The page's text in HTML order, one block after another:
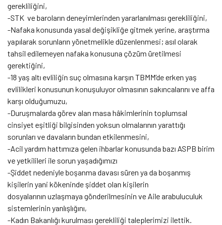
gerekliliğini,
-STK ve baroların deneyimlerinden yararlanılması gerekliliğini,
-Nafaka konusunda yasal değişikliğe gitmek yerine, araştırma
yapılarak sorunların yönetmelikle düzenlenmesi; asıl olarak
tahsil edilemeyen nafaka konusuna çözüm üretilmesi
gerektiğini,
-18 yaş altı evliliğin suç olmasına karşın TBMM’de erken yaş
evlilikleri konusunun konuşuluyor olmasının sakıncalarını ve affa
karşı olduğumuzu,
-Duruşmalarda görev alan masa hâkimlerinin toplumsal
cinsiyet eşitliği bilgisinden yoksun olmalarının yarattığı
sorunları ve davaların bundan etkilenmesini,
-Acil yardım hattımıza gelen ihbarlar konusunda bazı ASPB birim
ve yetkilileri ile sorun yaşadığımızı
-Şiddet nedeniyle boşanma davası süren ya da boşanmış
kişilerin yani kökeninde şiddet olan kişilerin
dosyalarının uzlaşmaya gönderilmesinin ve Aile arabuluculuk
sistemlerinin yanlışlığını,
-Kadın Bakanlığı kurulması gerekliliği taleplerimizi ilettik.